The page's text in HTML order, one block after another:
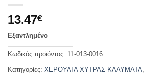
13.47€
Εξαντλημένο
Κωδικός προϊόντος: 11-013-0016
Κατηγορίες: ΧΕΡΟΥΛΙΑ ΧΥΤΡΑΣ-ΚΑΛΥΜΑΤΑ